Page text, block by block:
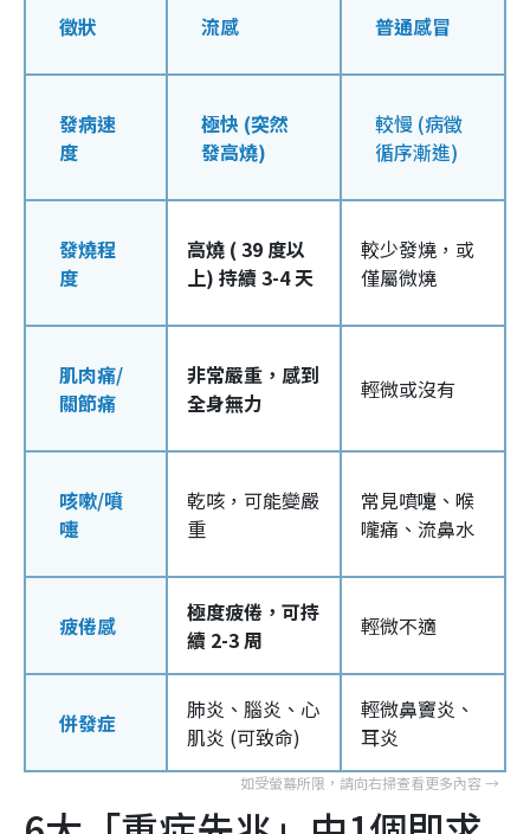
徵狀 流感 普通感冒
發病速
度
極快 (突然
發高燒)
較慢 (病徵
循序漸進)
發燒程
度
高燒 ( 39 度以
上) 持續 3-4 天
較少發燒，或
僅屬微燒
肌肉痛/
關節痛
非常嚴重，感到
全身無力
輕微或沒有
咳嗽/噴
嚏
乾咳，可能變嚴
重
常見噴嚏、喉
嚨痛、流鼻水
疲倦感
極度疲倦，可持
續 2-3 周
輕微不適
併發症
肺炎、腦炎、心
肌炎 (可致命)
輕微鼻竇炎、
耳炎